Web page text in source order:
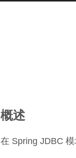
概述
在 Spring JDBC